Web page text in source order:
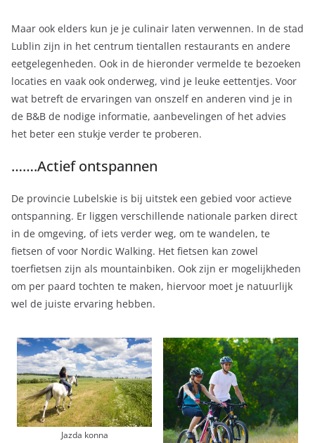
Maar ook elders kun je je culinair laten verwennen. In de stad
Lublin zijn in het centrum tientallen restaurants en andere
eetgelegenheden. Ook in de hieronder vermelde te bezoeken
locaties en vaak ook onderweg, vind je leuke eettentjes. Voor
wat betreft de ervaringen van onszelf en anderen vind je in
de B&B de nodige informatie, aanbevelingen of het advies
het beter een stukje verder te proberen.
…….Actief ontspannen
De provincie Lubelskie is bij uitstek een gebied voor actieve
ontspanning. Er liggen verschillende nationale parken direct
in de omgeving, of iets verder weg, om te wandelen, te
fietsen of voor Nordic Walking. Het fietsen kan zowel
toerfietsen zijn als mountainbiken. Ook zijn er mogelijkheden
om per paard tochten te maken, hiervoor moet je natuurlijk
wel de juiste ervaring hebben.
Jazda konna